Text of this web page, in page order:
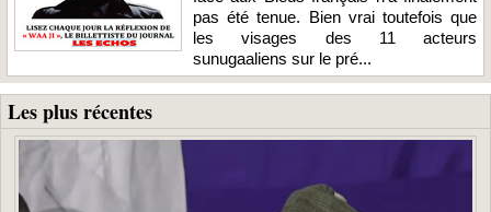
pas été tenue. Bien vrai toutefois que
les visages des 11 acteurs
sunugaaliens sur le pré...
Les plus récentes